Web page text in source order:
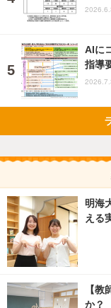
AIに
指導
明海
える
【
か？